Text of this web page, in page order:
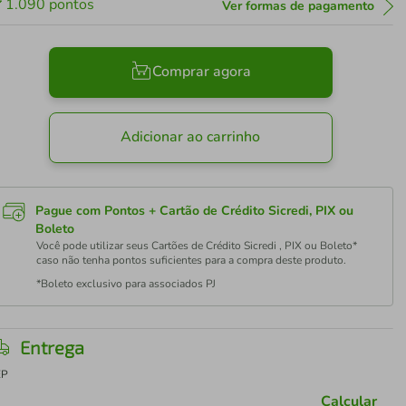
1.090 pontos Ver formas de pagamento
Comprar agora
Adicionar ao carrinho
Pague com Pontos + Cartão de Crédito Sicredi, PIX ou
Boleto
Você pode utilizar seus Cartões de Crédito Sicredi , PIX ou Boleto*
caso não tenha pontos suficientes para a compra deste produto.
*Boleto exclusivo para associados PJ
Entrega
Calcular